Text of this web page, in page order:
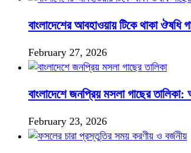
বাংলাদেশের আবহাওয়ায় টিকে থাকা ঔষধি
February 27, 2026
বাংলাদেশে জনপ্রিয় মসলা গাছের
February 23, 2026